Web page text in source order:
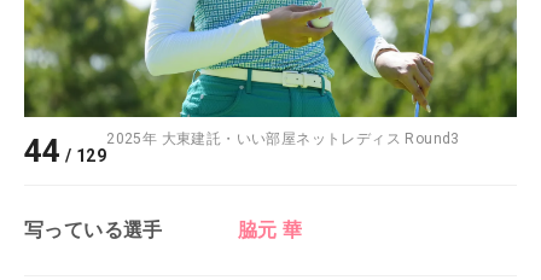
44 / 129
2025年 大東建託・いい部屋ネットレディス Round3
写っている選手 脇元 華